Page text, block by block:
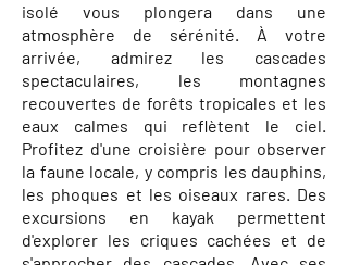
isolé vous plongera dans une
atmosphère de sérénité. À votre
arrivée, admirez les cascades
spectaculaires, les montagnes
recouvertes de forêts tropicales et les
eaux calmes qui reflètent le ciel.
Profitez d'une croisière pour observer
la faune locale, y compris les dauphins,
les phoques et les oiseaux rares. Des
excursions en kayak permettent
d'explorer les criques cachées et de